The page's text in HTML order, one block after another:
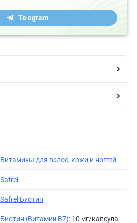
Telegram
Витамины для волос, кожи и ногтей
Safrel
Safrel Биотин
Биотин (Витамин B7): 10 мг/капсула